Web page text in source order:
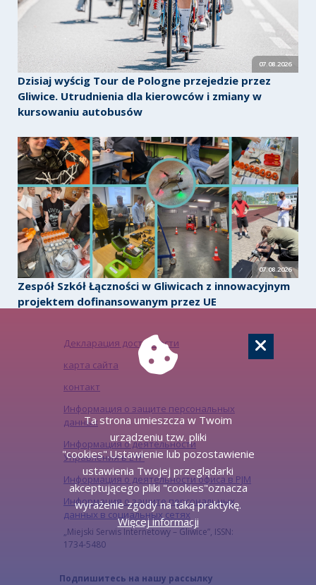
07.08.2026
Dzisiaj wyścig Tour de Pologne przejedzie przez
Gliwice. Utrudnienia dla kierowców i zmiany w
kursowaniu autobusów
07.08.2026
Zespół Szkół Łączności w Gliwicach z innowacyjnym
projektem dofinansowanym przez UE
Декларация доступности
карта сайта
контакт
Информация о защите персональных
данных
Информация о деятельности
Управления в ЕТР
Информация о деятельности офиса в PJM
Информация о защите персональных
данных в социальных сетях
„Miejski Serwis Internetowy – Gliwice”, ISSN:
1734-5480
Подпишитесь на нашу рассылку
Ta strona umieszcza w Twoim
urządzeniu tzw. pliki
"cookies".Ustawienie lub pozostawienie
ustawienia Twojej przeglądarki
akceptującego pliki "cookies"oznacza
wyrażenie zgody na taką praktykę.
Więcej informacji